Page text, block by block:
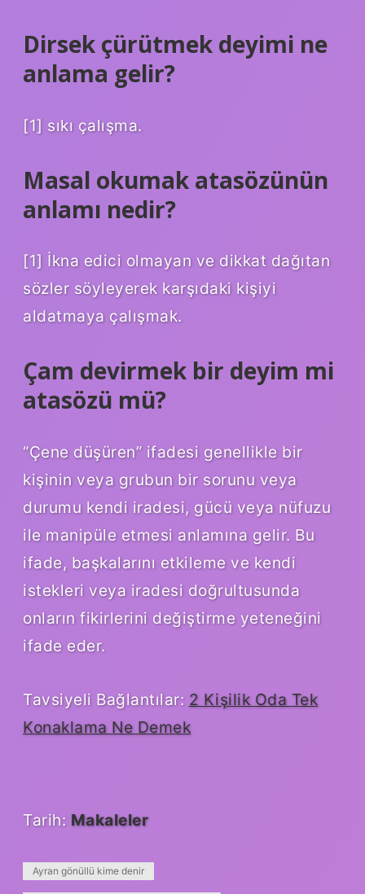
Dirsek çürütmek deyimi ne
anlama gelir?
[1] sıkı çalışma.
Masal okumak atasözünün
anlamı nedir?
[1] İkna edici olmayan ve dikkat dağıtan
sözler söyleyerek karşıdaki kişiyi
aldatmaya çalışmak.
Çam devirmek bir deyim mi
atasözü mü?
“Çene düşüren” ifadesi genellikle bir
kişinin veya grubun bir sorunu veya
durumu kendi iradesi, gücü veya nüfuzu
ile manipüle etmesi anlamına gelir. Bu
ifade, başkalarını etkileme ve kendi
istekleri veya iradesi doğrultusunda
onların fikirlerini değiştirme yeteneğini
ifade eder.
Tavsiyeli Bağlantılar: 2 Kişilik Oda Tek
Konaklama Ne Demek
Tarih: Makaleler
Ayran gönüllü kime denir